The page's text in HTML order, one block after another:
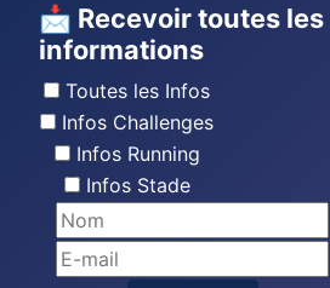
📩 Recevoir toutes les
informations
Toutes les Infos
Infos Challenges
Infos Running
Infos Stade